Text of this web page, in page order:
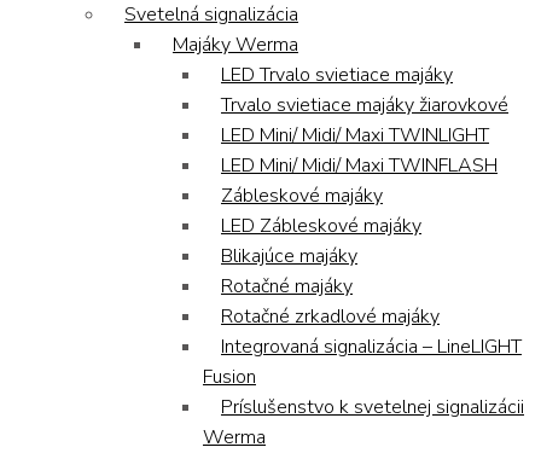
Svetelná signalizácia
Majáky Werma
LED Trvalo svietiace majáky
Trvalo svietiace majáky žiarovkové
LED Mini/ Midi/ Maxi TWINLIGHT
LED Mini/ Midi/ Maxi TWINFLASH
Zábleskové majáky
LED Zábleskové majáky
Blikajúce majáky
Rotačné majáky
Rotačné zrkadlové majáky
Integrovaná signalizácia – LineLIGHT
Fusion
Príslušenstvo k svetelnej signalizácii
Werma